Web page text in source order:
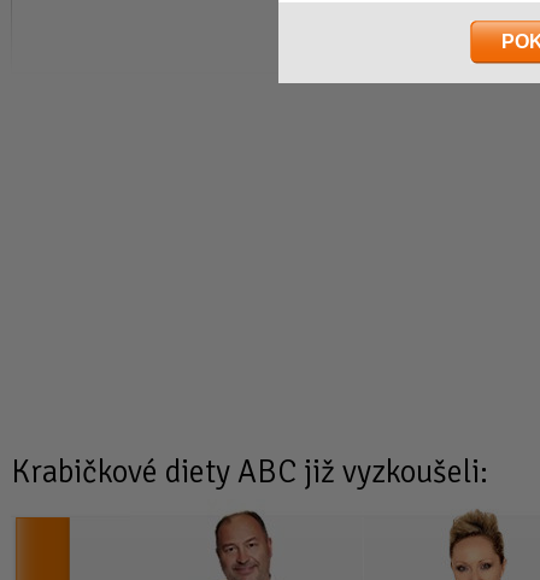
Krabičkové diety ABC již vyzkoušeli: